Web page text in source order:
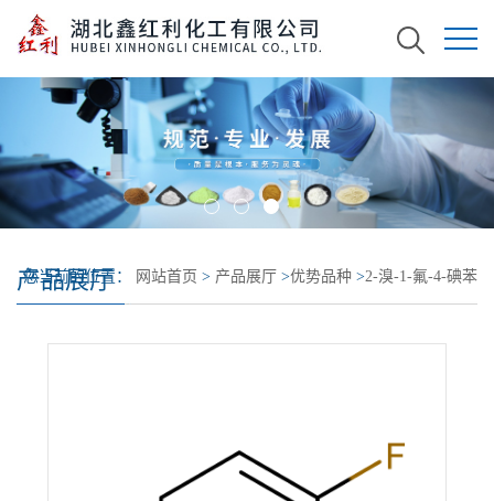
产品展厅
您当前的位置： 网站首页 > 产品展厅 >优势品种 >2-溴-1-氟-4-碘苯